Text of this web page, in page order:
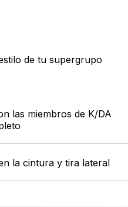
de tu supergrupo
las miembros de K/DA
la cintura y tira lateral